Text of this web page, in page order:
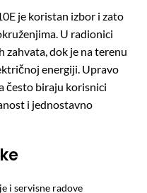
je koristan izbor i zato
U radionici
zahvata, dok je na terenu
energiji. Upravo
često biraju korisnici
i jednostavno
i servisne radove